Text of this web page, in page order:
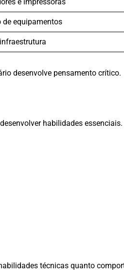
e impressoras
de equipamentos
desenvolve pensamento crítico.
habilidades essenciais.
técnicas quanto